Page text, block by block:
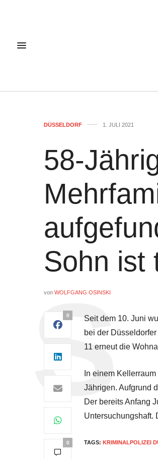
DÜSSELDORF 1. JULI 2021
58-
Sohn ist
von WOLFGANG OSINSKI
0
0
Seit dem 10. Juni
bei der
11 erneut die
In einem
Jährigen. Aufgrund
Der bereits Anfang
Untersuchungshaft.
TAGS: KRIMINALPOLIZEI